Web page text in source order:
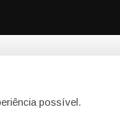
Vargem Grande Paulista -
possível.